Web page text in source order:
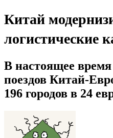
Китай
логистические
В настоящее время
поездов Китай-
196 городов в 24